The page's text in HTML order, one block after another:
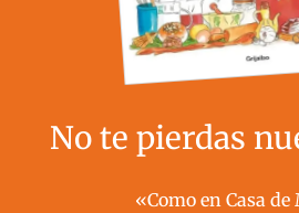
No te pierdas
«Como en Casa